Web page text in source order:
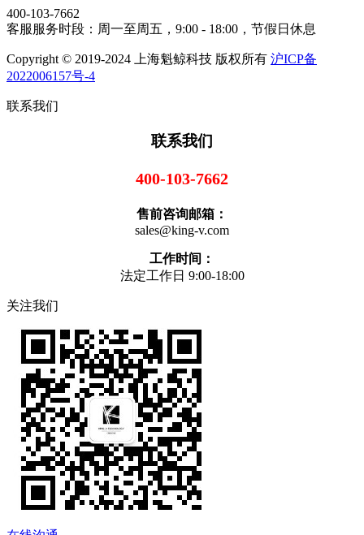
400-103-7662
客服服务时段：周一至周五，9:00 - 18:00，节假日休息
Copyright © 2019-2024 上海魁鲸科技 版权所有 沪ICP备
2022006157号-4
联系我们
联系我们
400-103-7662
售前咨询邮箱：
sales@king-v.com
工作时间：
法定工作日 9:00-18:00
关注我们